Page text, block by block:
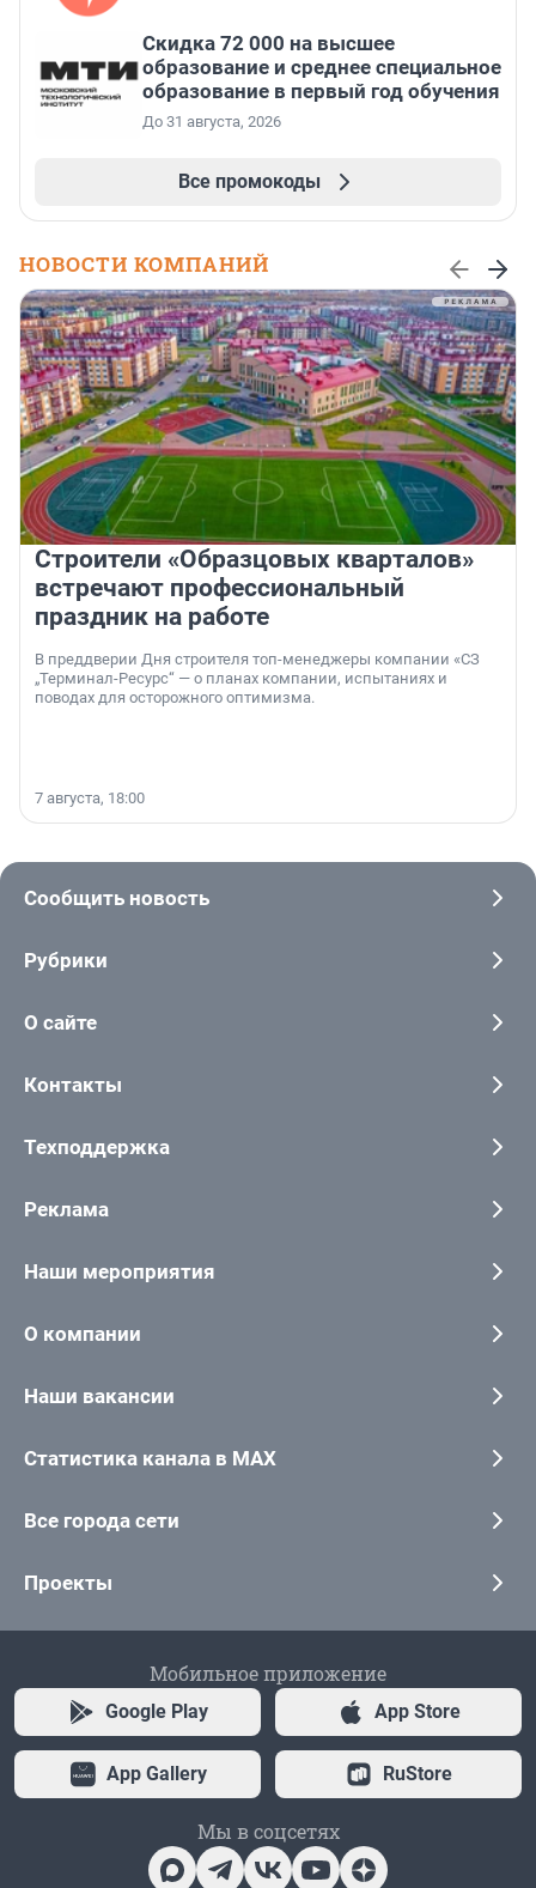
Скидка 72 000 на высшее
образование и среднее специальное
образование в первый год обучения
До 31 августа, 2026
Все промокоды
НОВОСТИ КОМПАНИЙ
Строители «Образцовых кварталов»
встречают профессиональный
праздник на работе
В преддверии Дня строителя топ-менеджеры компании «СЗ
„Терминал-Ресурс“ — о планах компании, испытаниях и
поводах для осторожного оптимизма.
7 августа, 18:00
Сообщить новость
Рубрики
О сайте
Контакты
Техподдержка
Реклама
Наши мероприятия
О компании
Наши вакансии
Статистика канала в MAX
Все города сети
Проекты
Мобильное приложение
Google Play App Store
App Gallery RuStore
Мы в соцсетях